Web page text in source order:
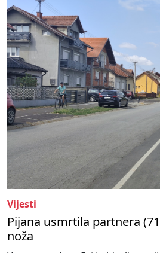
Vijesti
Pijana usmrtila partnera
noža